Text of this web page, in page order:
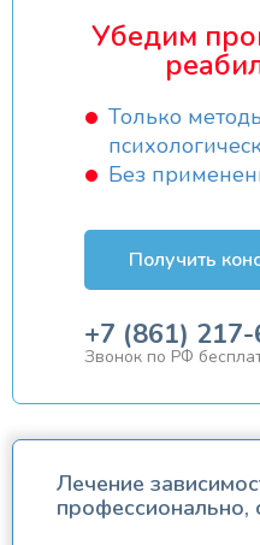
Убедим
Только
Без
Получить
+7 (861)
Звонок по РФ
Лечение
профессионально,